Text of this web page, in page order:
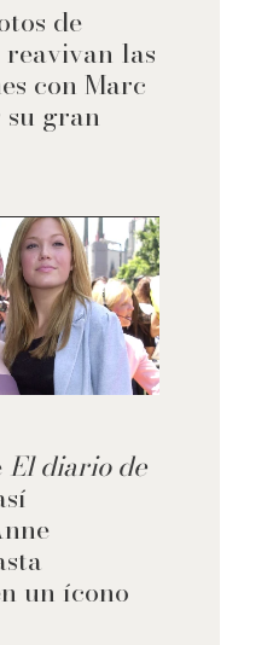
de
las
con Marc
gran
El diario de
un ícono